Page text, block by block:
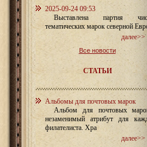
2025-09-24 09:53
Выставлена партия
тематических марок северной
далее>>
Все новости
СТАТЬИ
Альбомы для почтовых марок
Альбом для почтовых
незаменимый атрибут для
филателиста. Хра
далее>>